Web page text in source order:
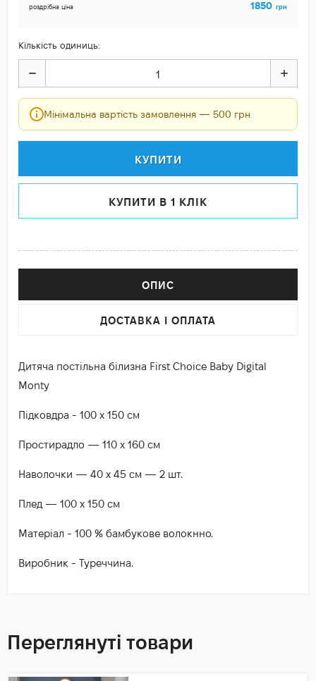
роздрібна ціна 1850 грн
Кількість одиниць:
Мінімальна вартість замовлення — 500 грн
КУПИТИ
КУПИТИ В 1 КЛІК
ОПИС
ДОСТАВКА І ОПЛАТА
Дитяча постільна білизна First Choice Baby Digital
Monty
Підковдра - 100 х 150 см
Простирадло — 110 х 160 см
Наволочки — 40 х 45 см — 2 шт.
Плед — 100 х 150 см
Матеріал - 100 % бамбукове волокнно.
Виробник - Туреччина.
Переглянуті товари